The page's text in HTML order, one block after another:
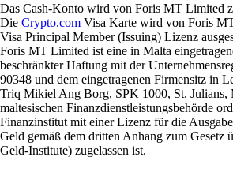
Das Cash-Konto wird von Foris MT Limited
Die Crypto.com Visa Karte wird von Foris
Visa Principal Member (Issuing) Lizenz
Foris MT Limited ist eine in Malta
beschränkter Haftung mit der
90348 und dem eingetragenen Firmensitz in
Triq Mikiel Ang Borg, SPK 1000, St. Julians,
maltesischen Finanzdienstleistungsbehörde
Finanzinstitut mit einer Lizenz für die
Geld gemäß dem dritten Anhang zum Gesetz
Geld-Institute) zugelassen ist.